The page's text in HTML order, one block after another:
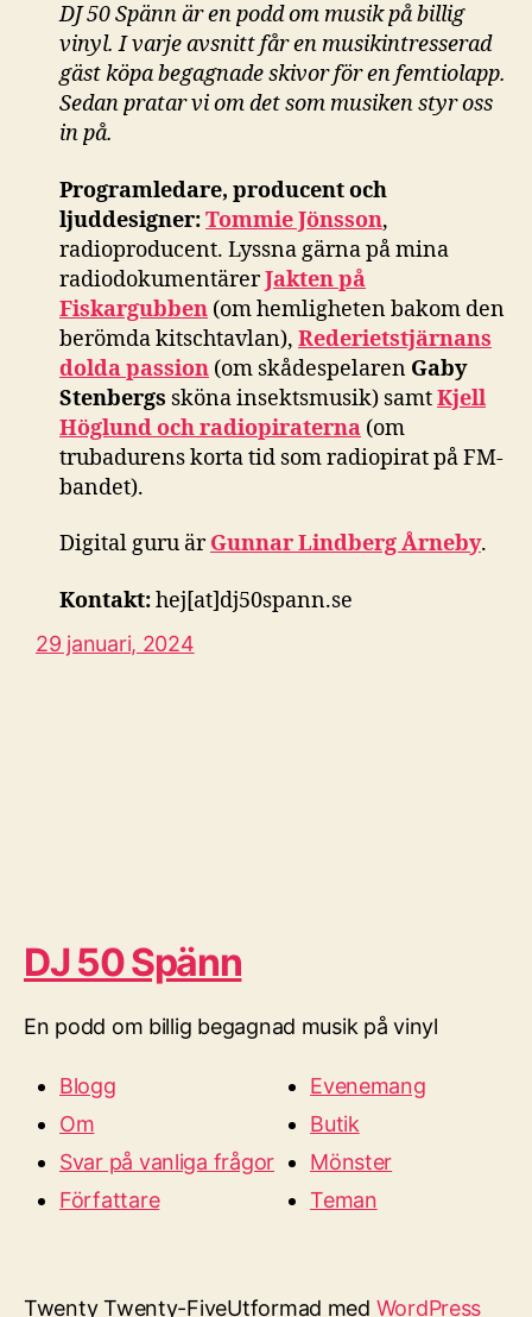
DJ 50 Spänn är en podd om musik på billig
vinyl. I varje avsnitt får en musikintresserad
gäst köpa begagnade skivor för en femtiolapp.
Sedan pratar vi om det som musiken styr oss
in på.
Programledare, producent och
ljuddesigner:Tommie Jönsson,
radioproducent. Lyssna gärna på mina
radiodokumentärerJakten på
Fiskargubben (om hemligheten bakom den
berömda kitschtavlan), Rederietstjärnans
dolda passion (om skådespelaren Gaby
Stenbergs sköna insektsmusik) samtKjell
Höglund och radiopiraterna (om
trubadurens korta tid som radiopirat på FM-
bandet).
Digital guru ärGunnar Lindberg Årneby.
Kontakt:hej[at]dj50spann.se
29 januari, 2024
DJ 50 Spänn
En podd om billig begagnad musik på vinyl
Blogg
Om
Svar på vanliga frågor
Författare
Evenemang
Butik
Mönster
Teman
Twenty Twenty-FiveUtformad med WordPress